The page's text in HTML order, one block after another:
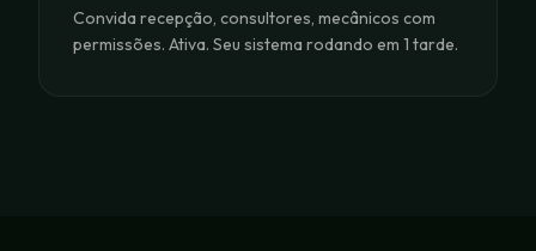
Convida recepção, consultores, mecânicos com
permissões. Ativa. Seu sistema rodando em 1 tarde.